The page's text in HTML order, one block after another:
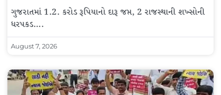
ગુજરાતમાં 1.2. કરોડ રૂપિયાનો દારૂ જપ્ત, 2 રાજસ્થાની શખ્સોની
ધરપકડ….
August 7, 2026